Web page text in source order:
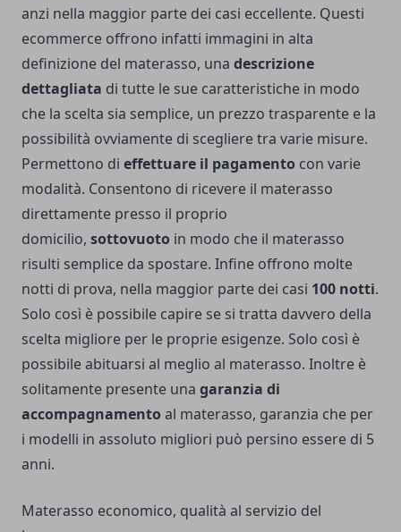
anzi nella maggior parte dei casi eccellente. Questi
ecommerce offrono infatti immagini in alta
definizione del materasso, una descrizione
dettagliata di tutte le sue caratteristiche in modo
che la scelta sia semplice, un prezzo trasparente e la
possibilità ovviamente di scegliere tra varie misure.
Permettono di effettuare il pagamento con varie
modalità. Consentono di ricevere il materasso
direttamente presso il proprio
domicilio, sottovuoto in modo che il materasso
risulti semplice da spostare. Infine offrono molte
notti di prova, nella maggior parte dei casi 100 notti.
Solo così è possibile capire se si tratta davvero della
scelta migliore per le proprie esigenze. Solo così è
possibile abituarsi al meglio al materasso. Inoltre è
solitamente presente una garanzia di
accompagnamento al materasso, garanzia che per
i modelli in assoluto migliori può persino essere di 5
anni.
Materasso economico, qualità al servizio del